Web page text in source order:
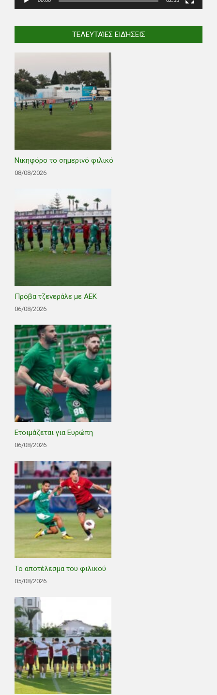
ΤΕΛΕΥΤΑΊΕΣ ΕΙΔΉΣΕΙΣ
Νικηφόρο το σημερινό φιλικό
08/08/2026
Πρόβα τζενεράλε με ΑΕΚ
06/08/2026
Ετοιμάζεται για Ευρώπη
06/08/2026
Το αποτέλεσμα του φιλικού
05/08/2026